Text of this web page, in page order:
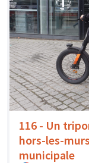
116 - Un
hors-les-
municipale